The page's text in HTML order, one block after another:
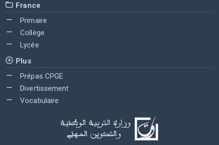
France
Primaire
Collège
Lycée
Plus
Prépas CPGE
Divertissement
Vocabulaire